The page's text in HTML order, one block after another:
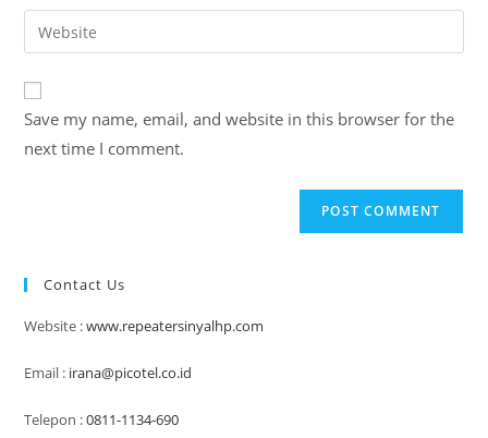
comment
email
address
comment
Enter
your
website
URL
(optional)
Save my name, email, and website in this browser for the
next time I comment.
Contact Us
Website :www.repeatersinyalhp.com
Email : irana@picotel.co.id
Telepon :0811-1134-690